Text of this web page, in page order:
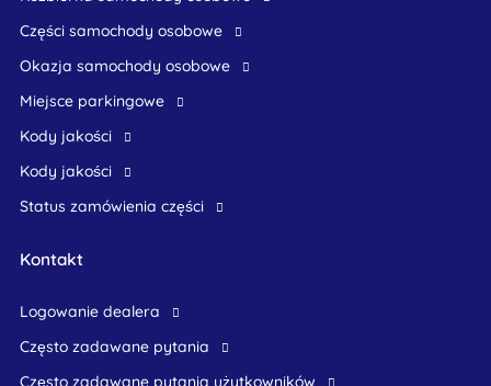
części samochody osobowe
okazja samochody osobowe
Miejsce parkingowe
Kody jakości
Kody jakości
Status zamówienia części
Kontakt
logowanie dealera
Często zadawane pytania
często zadawane pytania użytkowników